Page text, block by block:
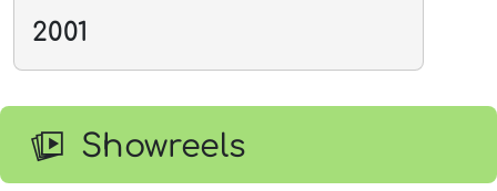
2001
Showreels